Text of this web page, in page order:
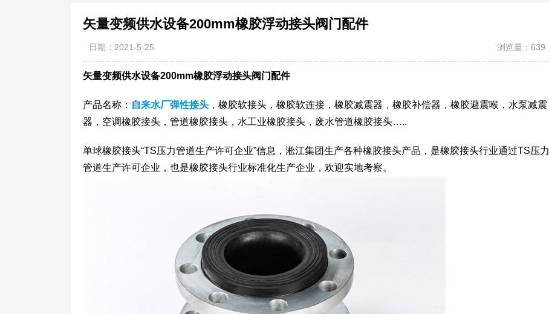
矢量变频供水设备200mm橡胶浮动接头阀门配件
日期：2021-5-25 浏览量：639
矢量变频供水设备200mm橡胶浮动接头阀门配件
产品名称： 自来水厂弹性接头 ，橡胶软接头，橡胶软连接，橡胶减震器，橡胶补偿器，橡胶避震喉，水泵减震
器，空调橡胶接头，管道橡胶接头，水工业橡胶接头，废水管道橡胶接头…..
单球橡胶接头“TS压力管道生产许可企业”信息，淞江集团生产各种橡胶接头产品，是橡胶接头行业通过TS压力
管道生产许可企业，也是橡胶接头行业标准化生产企业，欢迎实地考察。